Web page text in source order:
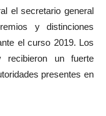
el secretario general
y distinciones
el curso 2019. Los
recibieron un fuerte
presentes en